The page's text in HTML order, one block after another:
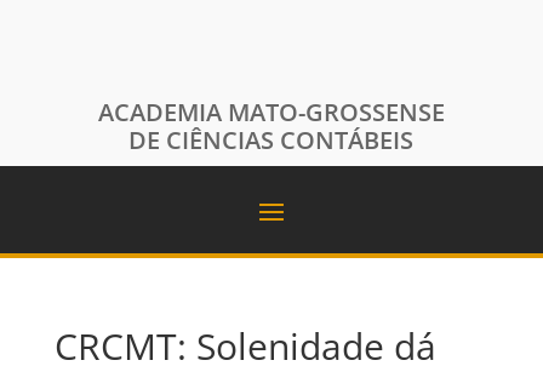
ACADEMIA MATO-GROSSENSE
DE CIÊNCIAS CONTÁBEIS
CRCMT: Solenidade dá